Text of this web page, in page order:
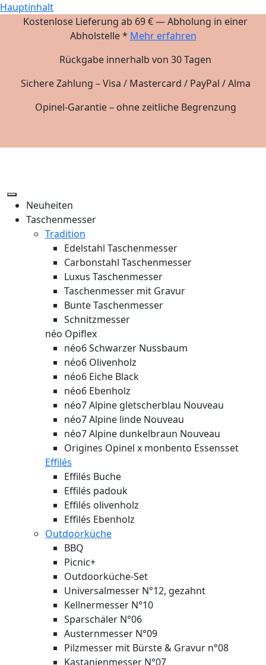
Hauptinhalt
Kostenlose Lieferung ab 69 € — Abholung in einer
Abholstelle * Mehr erfahren
Rückgabe innerhalb von 30 Tagen
Sichere Zahlung – Visa / Mastercard / PayPal / Alma
Opinel-Garantie – ohne zeitliche Begrenzung
Neuheiten
Taschenmesser
Tradition
Edelstahl Taschenmesser
Carbonstahl Taschenmesser
Luxus Taschenmesser
Taschenmesser mit Gravur
Bunte Taschenmesser
Schnitzmesser
néo Opiflex
néo6 Schwarzer Nussbaum
néo6 Olivenholz
néo6 Eiche Black
néo6 Ebenholz
néo7 Alpine gletscherblau Nouveau
néo7 Alpine linde Nouveau
néo7 Alpine dunkelbraun Nouveau
Origines Opinel x monbento Essensset
Effilés
Effilés Buche
Effilés padouk
Effilés olivenholz
Effilés Ebenholz
Outdoorküche
BBQ
Picnic+
Outdoorküche-Set
Universalmesser N°12, gezahnt
Kellnermesser N°10
Sparschäler N°06
Austernmesser N°09
Pilzmesser mit Bürste & Gravur n°08
Kastanienmesser N°07